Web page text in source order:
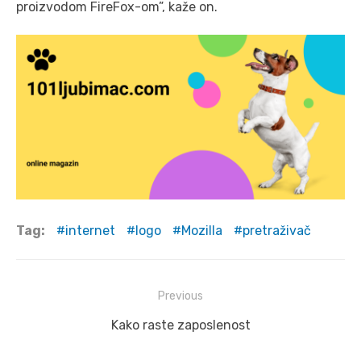
proizvodom FireFox-om”, kaže on.
Tag: internet logo Mozilla pretraživač
Previous
Previous
Kako raste zaposlenost